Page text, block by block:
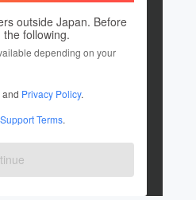
outside Japan. Before
following.
depending on your
and Privacy Policy.
Terms.
ロジェクトを投稿しています
ディングアワード受賞履歴